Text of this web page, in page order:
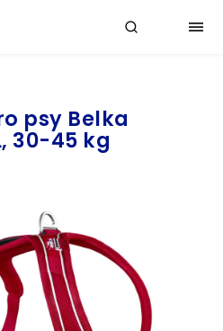
psy Belka
30-45 kg